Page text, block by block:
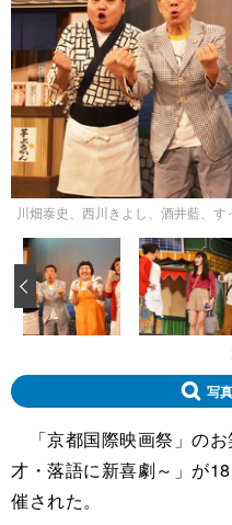
川畑泰史、西川きよし、酒井藍、す
‹
写
「京都国際映画祭」の
才・落語に新喜劇～」が
催された。